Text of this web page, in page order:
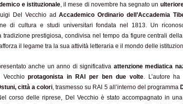
e istituzionale, il mese di novembre ha segnato un
Del Vecchio adAccademico Ordinario dell’Accademia
di cultura e studi universitari fondata nel 1813. Un
tradizione prestigiosa, condivisa nel tempo da figure centrali
il legame tra la sua attività letteraria e il mondo delle
anche un anno di significativa attenzione mediatica
Vecchioprotagonista in RAI per ben due volte. L’autore
città a colori, trasmesso su RAI 5 all’interno del programma
corso delle riprese, Del Vecchio è stato accompagnato in